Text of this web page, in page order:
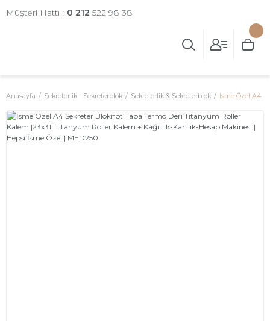
Müşteri Hattı : 0 212 522 98 38
Anasayfa Sekreterlik - Sekreterblok Sekreterlik & Sekreterblok İsme Özel A4